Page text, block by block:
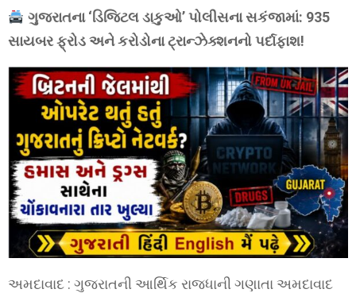
ગુજરાતના ‘ડિજિટલ ડાકુઓ’ પોલીસના સકંજામાં: 935
સાયબર ફ્રોડ અને કરોડોના ટ્રાન્ઝેક્શનનો પર્દાફાશ!
અમદાવાદ : ગુજરાતની આર્થિક રાજધાની ગણાતા અમદાવાદ